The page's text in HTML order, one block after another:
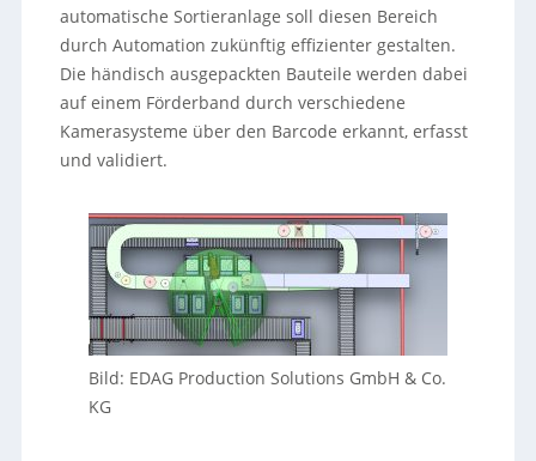
automatische Sortieranlage soll diesen Bereich
durch Automation zukünftig effizienter gestalten.
Die händisch ausgepackten Bauteile werden dabei
auf einem Förderband durch verschiedene
Kamerasysteme über den Barcode erkannt, erfasst
und validiert.
Bild: EDAG Production Solutions GmbH & Co.
KG